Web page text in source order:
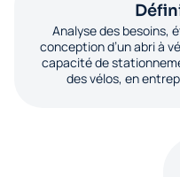
Analyse des besoins,
conception d’un abri à
capacité de
des vélos, en